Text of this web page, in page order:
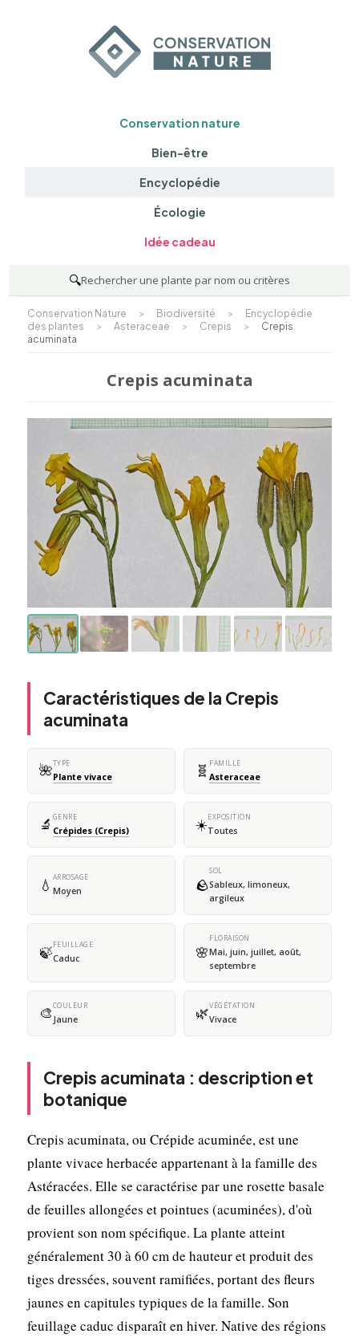
Conservation nature
Bien-être
Encyclopédie
Écologie
Idée cadeau
🔍Rechercher une plante par nom ou critères
Conservation Nature > Biodiversité >
Encyclopédie
des plantes
> Asteraceae > Crepis >
Crepis
acuminata
Crepis acuminata
Caractéristiques de la Crepis
acuminata
🌺TYPE
Plante vivace 🧬 FAMILLE
Asteraceae
🔬 GENRE
Crépides (Crepis) ☀️EXPOSITION
Toutes
💧 ARROSAGE
Moyen 🪨
SOL
Sableux, limoneux,
argileux
🍃FEUILLAGE
Caduc 🌸
FLORAISON
Mai, juin, juillet, août,
septembre
🎨COULEUR
Jaune 🌿VÉGÉTATION
Vivace
Crepis acuminata : description et
botanique
Crepis acuminata, ou Crépide acuminée, est une
plante vivace herbacée appartenant à la famille des
Astéracées. Elle se caractérise par une rosette basale
de feuilles allongées et pointues (acuminées), d'où
provient son nom spécifique. La plante atteint
généralement 30 à 60 cm de hauteur et produit des
tiges dressées, souvent ramifiées, portant des fleurs
jaunes en capitules typiques de la famille. Son
feuillage caduc disparaît en hiver. Native des régions